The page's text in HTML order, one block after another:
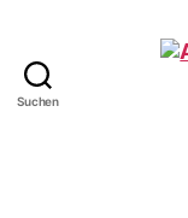
Suchen